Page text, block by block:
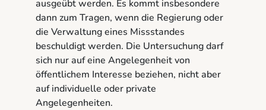
ausgeübt werden. Es kommt insbesondere
dann zum Tragen, wenn die Regierung oder
die Verwaltung eines Missstandes
beschuldigt werden. Die Untersuchung darf
sich nur auf eine Angelegenheit von
öffentlichem Interesse beziehen, nicht aber
auf individuelle oder private
Angelegenheiten.